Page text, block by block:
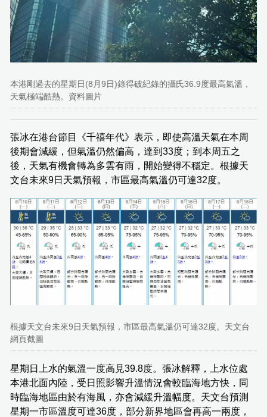
本港剛過去的星期日(8月9日)錄得破紀錄的攝氏36.9度最高氣溫，
天氣極端酷熱。資料圖片
張冰在港台節目《千禧年代》表示，即使高溫天氣在本周
後期會減緩，但氣溫仍然偏高，達到33度；到本周五之
後，天氣有機會轉為多雲有雨，開始變得不穩定。根據天
文台未來9日天氣預報，市區最高氣溫仍可達32度。
根據天文台未來9日天氣預報，市區最高氣溫仍可達32度。天文台
網頁截圖
星期日上水的氣溫一度高見39.8度。張冰解釋，上水位處
本港北面內陸，受日照影響升溫情況會較臨海地方快，同
時臨海地區由於有海風，亦會減緩升溫幅度。天文台預測
星期一市區溫度可達36度，部分新界地區會再高一兩度，